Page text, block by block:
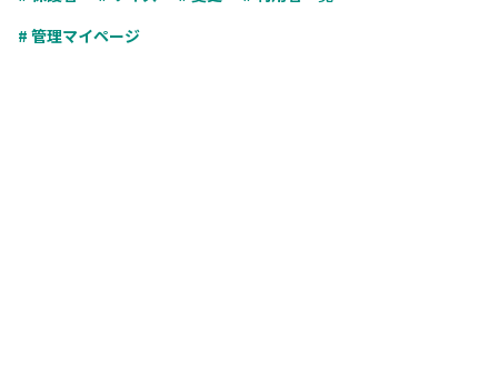
# 管理マイページ